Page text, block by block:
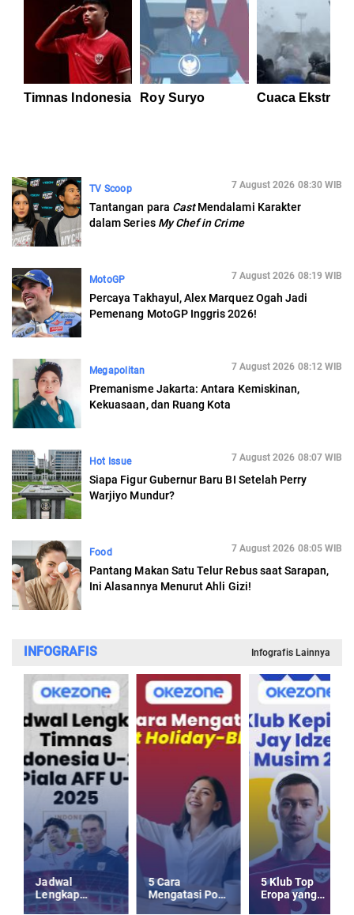
Timnas Indonesia Roy Suryo Cuaca Ekstrem
TV Scoop 7 August 2026 08:30 WIB
Tantangan para CastMendalami Karakter
dalam Series My Chef in Crime
MotoGP 7 August 2026 08:19 WIB
Percaya Takhayul, Alex Marquez Ogah Jadi
Pemenang MotoGP Inggris 2026!
Megapolitan 7 August 2026 08:12 WIB
Premanisme Jakarta: Antara Kemiskinan,
Kekuasaan, dan Ruang Kota
Hot Issue 7 August 2026 08:07 WIB
Siapa Figur Gubernur Baru BI Setelah Perry
Warjiyo Mundur?
Food 7 August 2026 08:05 WIB
Pantang Makan Satu Telur Rebus saat Sarapan,
Ini Alasannya Menurut Ahli Gizi!
INFOGRAFIS Infografis Lainnya
Jadwal
Lengkap
Timnas
5 Cara
Mengatasi Post
Holiday-Blues
5 Klub Top
Eropa yang
Kepincut Jay